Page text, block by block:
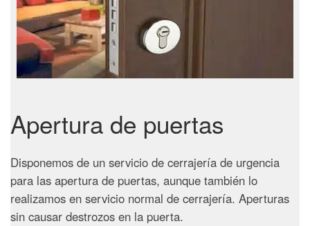
Apertura de puertas
Disponemos de un servicio de cerrajería de urgencia
para las apertura de puertas, aunque también lo
realizamos en servicio normal de cerrajería. Aperturas
sin causar destrozos en la puerta.